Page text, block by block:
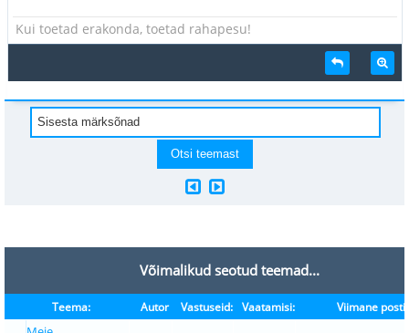
Kui toetad erakonda, toetad rahapesu!
Võimalikud seotud teemad...
Teema: Autor Vastuseid: Vaatamisi: Viimane